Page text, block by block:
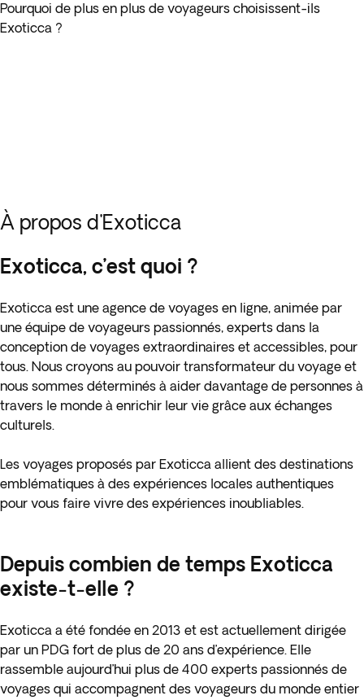
Pourquoi de plus en plus de voyageurs choisissent-ils
Exoticca ?
À propos d'Exoticca
Exoticca, c’est quoi ?
Exoticca est une agence de voyages en ligne, animée par
une équipe de voyageurs passionnés, experts dans la
conception de voyages extraordinaires et accessibles, pour
tous. Nous croyons au pouvoir transformateur du voyage et
nous sommes déterminés à aider davantage de personnes à
travers le monde à enrichir leur vie grâce aux échanges
culturels.
Les voyages proposés par Exoticca allient des destinations
emblématiques à des expériences locales authentiques
pour vous faire vivre des expériences inoubliables.
Depuis combien de temps Exoticca
existe-t-elle ?
Exoticca a été fondée en 2013 et est actuellement dirigée
par un PDG fort de plus de 20 ans d’expérience. Elle
rassemble aujourd’hui plus de 400 experts passionnés de
voyages qui accompagnent des voyageurs du monde entier